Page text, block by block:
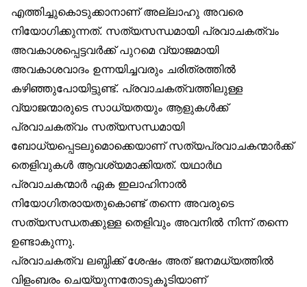
എത്തിച്ചുകൊടുക്കാനാണ് അല്ലാഹു അവരെ
നിയോഗിക്കുന്നത്. സത്യസന്ധമായി പ്രവാചകത്വം
അവകാശപ്പെട്ടവർക്ക് പുറമെ വ്യാജമായി
അവകാശവാദം ഉന്നയിച്ചവരും ചരിത്രത്തിൽ
കഴിഞ്ഞുപോയിട്ടുണ്ട്. പ്രവാചകത്വത്തിലുള്ള
വ്യാജന്മാരുടെ സാധ്യതയും ആളുകൾക്ക്
പ്രവാചകത്വം സത്യസന്ധമായി
ബോധ്യപ്പെടലുമൊക്കെയാണ് സത്യപ്രവാചകന്മാർക്ക്
തെളിവുകൾ ആവശ്യമാക്കിയത്. യഥാർഥ
പ്രവാചകന്മാർ ഏക ഇലാഹിനാൽ
നിയോഗിതരായതുകൊണ്ട് തന്നെ അവരുടെ
സത്യസന്ധതക്കുള്ള തെളിവും അവനിൽ നിന്ന് തന്നെ
ഉണ്ടാകുന്നു.
പ്രവാചകത്വ ലബ്ധിക്ക് ശേഷം അത് ജനമധ്യത്തിൽ
വിളംബരം ചെയ്യുന്നതോടുകൂടിയാണ്